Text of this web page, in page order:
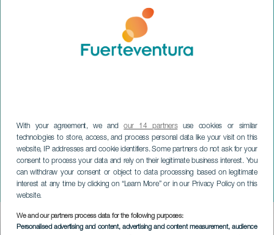
With your agreement, we andour 14 partnersuse cookies or similar
technologies to store, access, and process personal data like your visit on this
website, IP addresses and cookie identifiers. Some partners do not ask for your
consent to process your data and rely on their legitimate business interest. You
can withdraw your consent or object to data processing based on legitimate
interest at any time by clicking on “Learn More” or in our Privacy Policy on this
website.
We and our partners process data for the following purposes:
Personalised advertising and content, advertising and content measurement, audience
Figaros ekteskap
FUERTEVENTURA
Imagen
Listado